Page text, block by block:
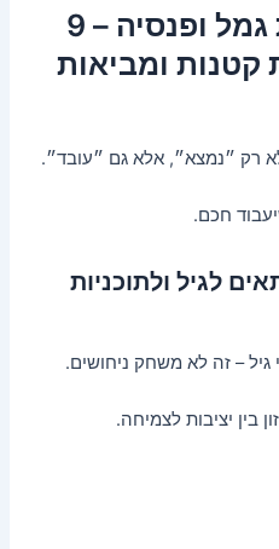
צ'ק ליסט 3: קופות גמל ופנסיה – 9
קטנות ומביאות
רק ״נמצא״, אלא גם ״עובד״.
חכם.
לגיל ולתוכניות
גיל – זה לא משחק ניחושים.
בין יציבות לצמיחה.